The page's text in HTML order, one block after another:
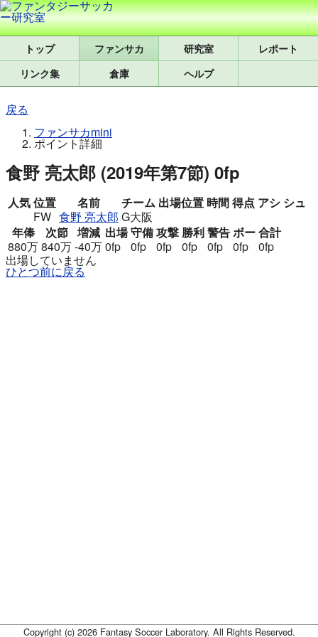
トップ 研究室
レポート
リンク集
倉庫 ヘルプ
戻る
ファンサカmini
ポイント詳細
食野 亮太郎 (2019年第7節) 0fp
人気位置 名前 チーム 出場位置 時間得点 アシ シュ
FW 食野 亮太郎 G大阪
年俸
次節 増減 出場守備攻撃 勝利警告ボー合計
880万840万-40万0fp 0fp 0fp 0fp 0fp 0fp
0fp
出場していません
ひとつ前に戻る
Copyright (c) 2026 Fantasy Soccer Laboratory. All Rights Reserved.